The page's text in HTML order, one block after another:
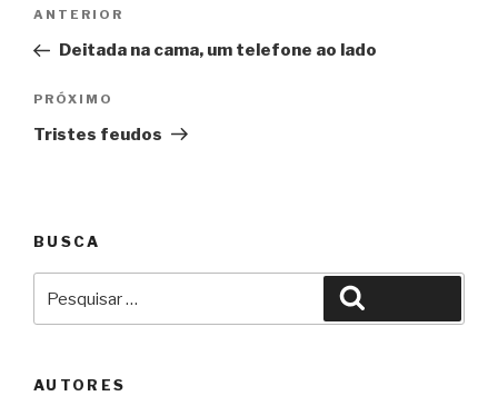
Post
Anterior
ANTERIOR
Deitada na cama, um telefone ao lado
Próximo
PRÓXIMO
Tristes feudos
BUSCA
AUTORES